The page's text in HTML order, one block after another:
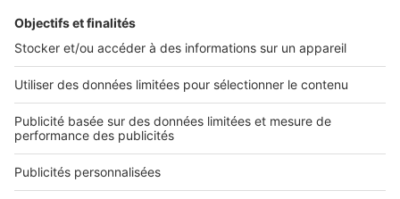
2 rue des Italiens 75009 Paris
01 53 38 80 00